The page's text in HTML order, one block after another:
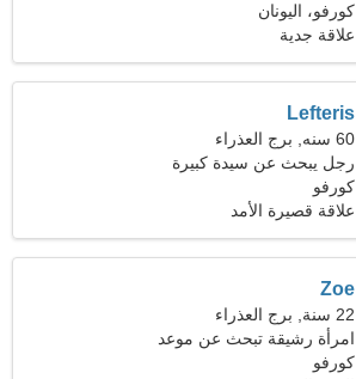
كورفو، اليونان
علاقة جدية
Lefteris
60 سنه, برج العذراء
رجل يبحث عن سيدة كبيرة
كورفو
علاقة قصيرة الأمد
Zoe
22 سنة, برج العذراء
امرأة رشيقة تبحث عن موعد
كورفو